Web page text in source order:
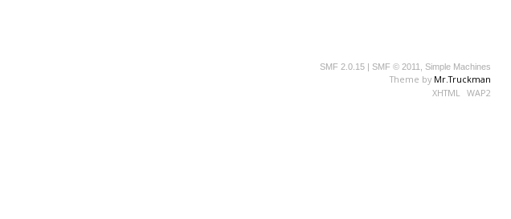
SMF 2.0.15 | SMF © 2011 Simple Machines
Theme by Mr.Truckman
XHTML
WAP2